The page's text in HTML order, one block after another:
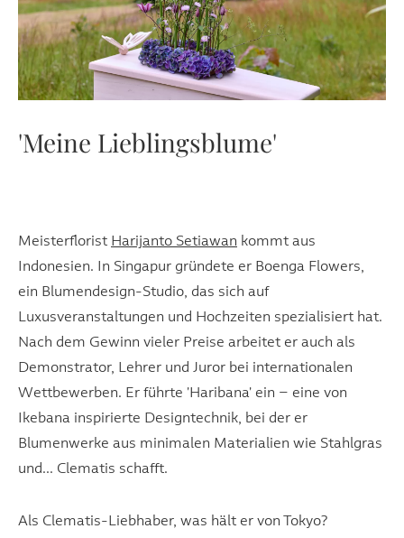
'Meine Lieblingsblume'
Meisterflorist Harijanto Setiawan kommt aus
Indonesien. In Singapur gründete er Boenga Flowers,
ein Blumendesign-Studio, das sich auf
Luxusveranstaltungen und Hochzeiten spezialisiert hat.
Nach dem Gewinn vieler Preise arbeitet er auch als
Demonstrator, Lehrer und Juror bei internationalen
Wettbewerben. Er führte 'Haribana' ein – eine von
Ikebana inspirierte Designtechnik, bei der er
Blumenwerke aus minimalen Materialien wie Stahlgras
und... Clematis schafft.
Als Clematis-Liebhaber, was hält er von Tokyo?